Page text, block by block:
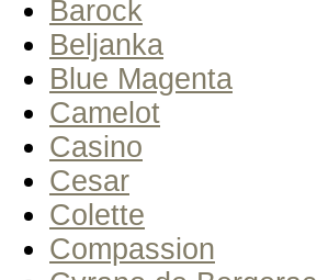
Barock
Beljanka
Blue Magenta
Camelot
Casino
Cesar
Colette
Compassion